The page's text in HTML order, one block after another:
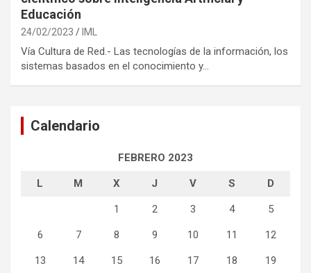
Educación
24/02/2023 IML
Vía Cultura de Red.- Las tecnologías de la información, los
sistemas basados en el conocimiento y…
Calendario
FEBRERO 2023
L M X J V S D
1 2 3 4 5
6 7 8 9 10 11 12
13 14 15 16 17 18 19